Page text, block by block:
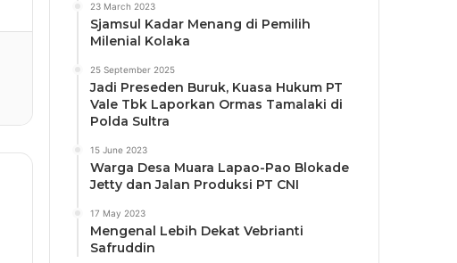
23 March 2023
Sjamsul Kadar Menang di Pemilih
Milenial Kolaka
25 September 2025
Jadi Preseden Buruk, Kuasa Hukum PT
Vale Tbk Laporkan Ormas Tamalaki di
Polda Sultra
15 June 2023
Warga Desa Muara Lapao-Pao Blokade
Jetty dan Jalan Produksi PT CNI
17 May 2023
Mengenal Lebih Dekat Vebrianti
Safruddin